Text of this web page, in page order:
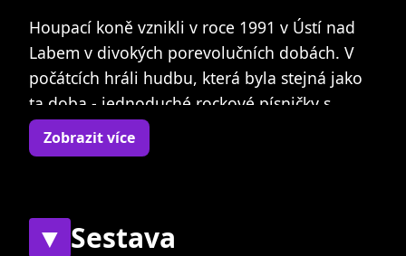
Houpací koně vznikli v roce 1991 v Ústí nad
Labem v divokých porevolučních dobách. V
počátcích hráli hudbu, která byla stejná jako
ta doba - jednoduché rockové písničky s
českými texty, boostrovanými kytarami a
šíleným baskytaristou. Všeho bylo hodně -
republice, na Slovensku, v Německu a
Zobrazit více
▼ Sestava